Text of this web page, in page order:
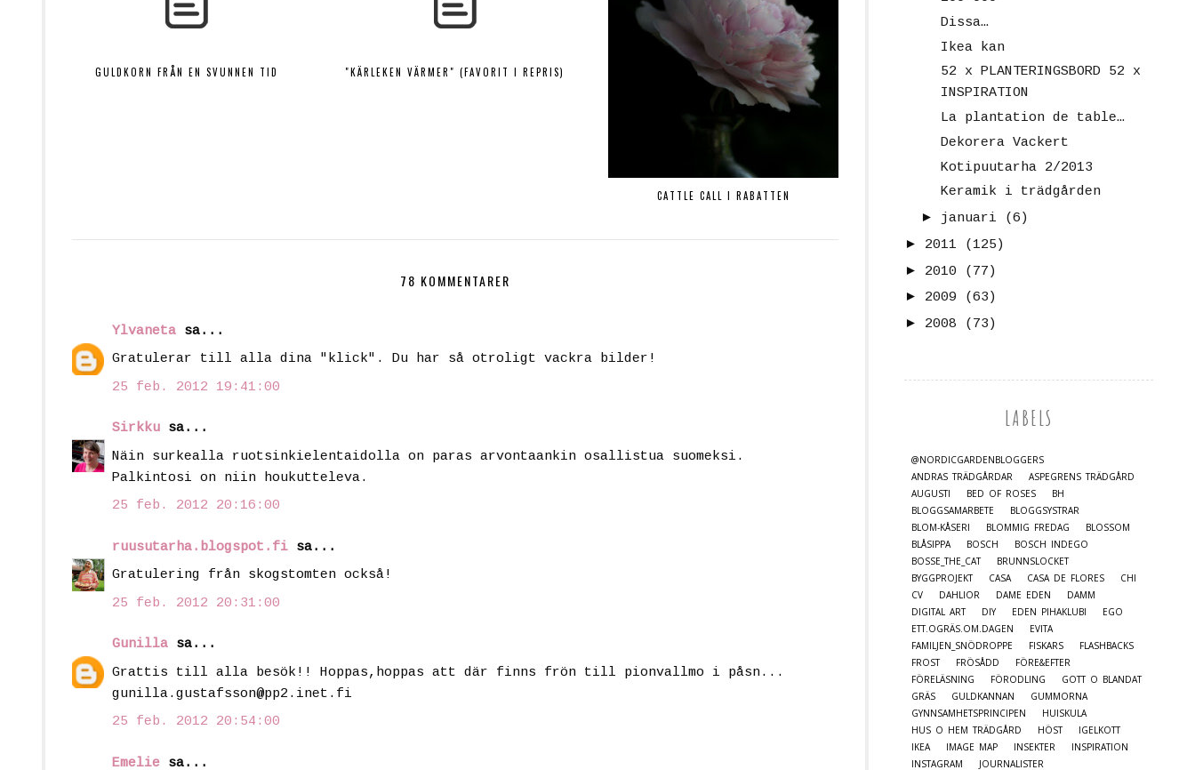
GULDKORN FRÅN EN SVUNNEN TID "KÄRLEKEN VÄRMER" (FAVORIT I REPRIS)
CATTLE CALL I RABATTEN
78 KOMMENTARER
Ylvaneta sa...
Gratulerar till alla dina "klick". Du har så otroligt vackra bilder!
25 feb. 2012 19:41:00
Sirkku sa...
Näin surkealla ruotsinkielentaidolla on paras arvontaankin osallistua suomeksi.
Palkintosi on niin houkutteleva.
25 feb. 2012 20:16:00
ruusutarha.blogspot.fi sa...
Gratulering från skogstomten också!
25 feb. 2012 20:31:00
Gunilla sa...
Grattis till alla besök!! Hoppas,hoppas att där finns frön till pionvallmo i påsn...
gunilla.gustafsson@pp2.inet.fi
25 feb. 2012 20:54:00
Emelie sa...
Dissa…
Ikea kan
52 x PLANTERINGSBORD 52 x
INSPIRATION
La plantation de table…
Dekorera Vackert
Kotipuutarha 2/2013
Keramik i trädgården
► januari
(6)
► 2011
(125)
► 2010
(77)
► 2009
(63)
► 2008 (73)
LABELS
@NORDICGARDENBLOGGERS
ANDRAS TRÄDGÅRDAR
ASPEGRENS TRÄDGÅRD
AUGUSTI
BED OF ROSES
BH
BLOGGSAMARBETE
BLOGGSYSTRAR
BLOM-KÅSERI
BLOMMIG FREDAG
BLOSSOM
BLÅSIPPA
BOSCH
BOSCH INDEGO
BOSSE_THE_CAT
BRUNNSLOCKET
BYGGPROJEKT
CASA CASA DE FLORES
CHI
CV
DAHLIOR DAME EDEN
DAMM
DIGITAL ART
DIY EDEN PIHAKLUBI
EGO
ETT.OGRÄS.OM.DAGEN
EVITA
FAMILJEN_SNÖDROPPE
FISKARS
FLASHBACKS
FROST
FRÖSÅDD
FÖRE&EFTER
FÖRELÄSNING
FÖRODLING
GOTT O BLANDAT
GRÄS
GULDKANNAN
GUMMORNA
GYNNSAMHETSPRINCIPEN
HUISKULA
HUS O HEM TRÄDGÅRD
HÖST
IGELKOTT
IKEA
IMAGE MAP INSEKTER
INSPIRATION
INSTAGRAM
JOURNALISTER